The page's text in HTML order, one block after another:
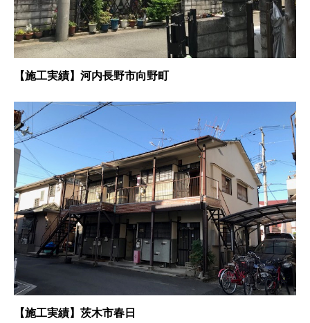
【施工実績】河内長野市向野町
【施工実績】茨木市春日